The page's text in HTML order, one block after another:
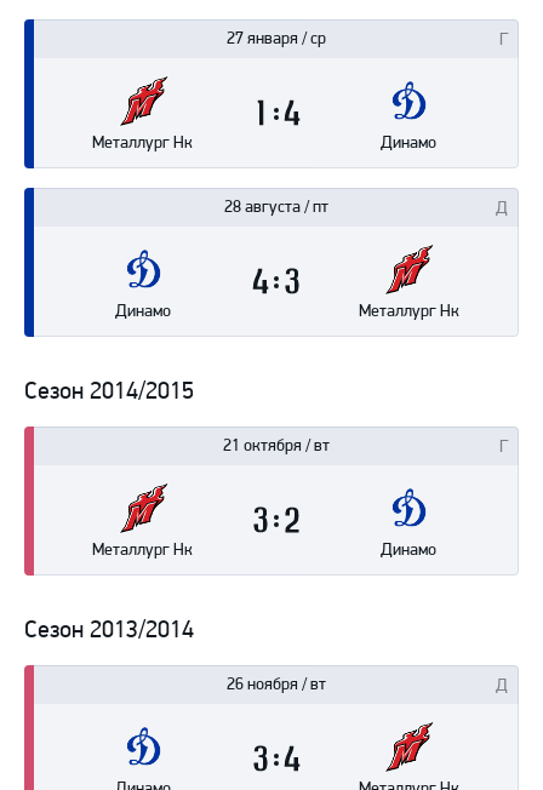
27 января / ср
Металлург Нк
1
Динамо
4
28 августа / пт
Динамо
4
Металлург Нк
3
Сезон 2014/2015
21 октября / вт
Металлург Нк
3
Динамо
2
Сезон 2013/2014
26 ноября / вт
3 4